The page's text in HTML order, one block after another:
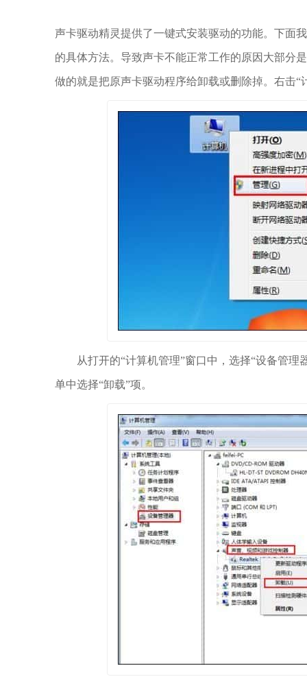
声卡驱动精灵提供了一键式安装驱动的功能。下面
的具体方法。导致声卡不能正常工作的原因大部分
做的就是把原声卡驱动程序给卸载或删除掉。右击“
从打开的“计算机管理”窗口中，选择“设备管理
单中选择“卸载”项。